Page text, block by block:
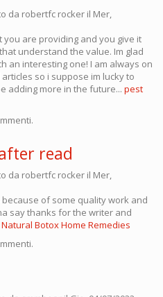
da robertfc rocker il Mer,
you are providing and you give it
understand the value. Im glad
an interesting one! I am always on
so i suppose im lucky to
adding more in the future... pest
read
da robertfc rocker il Mer,
of some quality work and
say thanks for the writer and
Natural Botox Home Remedies